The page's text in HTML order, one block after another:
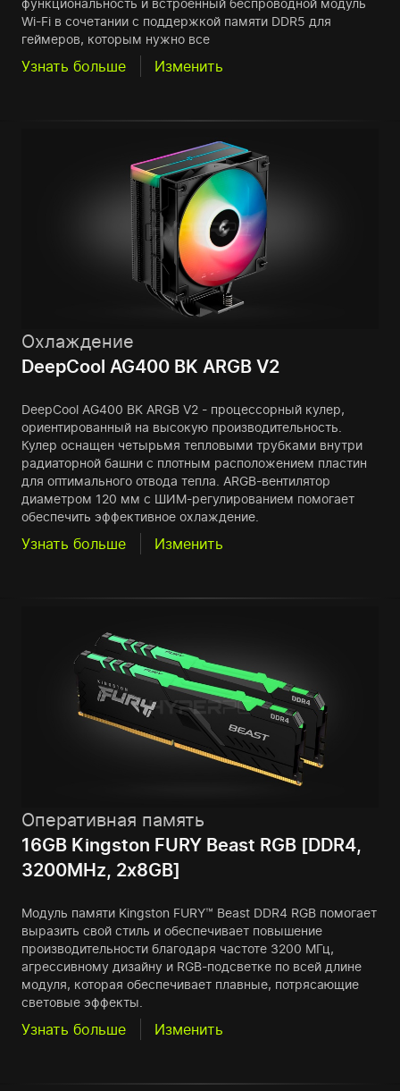
Wi-Fi в сочетании с поддержкой памяти DDR5 для
геймеров, которым нужно все
Узнать больше Изменить
Охлаждение
DeepCool AG400 BK ARGB V2
DeepCool AG400 BK ARGB V2 - процессорный кулер,
ориентированный на высокую производительность.
Кулер оснащен четырьмя тепловыми трубками внутри
радиаторной башни с плотным расположением пластин
для оптимального отвода тепла. ARGB-вентилятор
диаметром 120 мм с ШИМ-регулированием помогает
обеспечить эффективное охлаждение.
Узнать больше Изменить
Оперативная память
16GB Kingston FURY Beast RGB [DDR4,
3200MHz, 2x8GB]
Модуль памяти Kingston FURY™ Beast DDR4 RGB помогает
выразить свой стиль и обеспечивает повышение
производительности благодаря частоте 3200 МГц,
агрессивному дизайну и RGB-подсветке по всей длине
модуля, которая обеспечивает плавные, потрясающие
световые эффекты.
Узнать больше Изменить